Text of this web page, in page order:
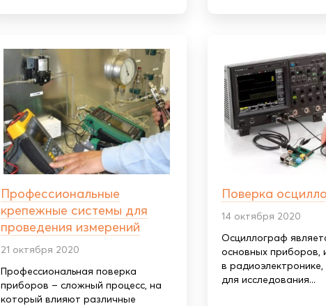
Профессиональные
крепежные системы для
проведения измерений
21 октября 2020
Профессиональная поверка
приборов – сложный процесс, на
который влияют различные
Поверка
14 октября 2020
Осциллограф
основных приборов,
в
для исследования...